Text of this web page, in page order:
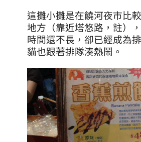
這攤小攤是在饒河夜市比
地方（靠近塔悠路，註）
時間還不長，卻已經成為
貓也跟著排隊湊熱鬧。